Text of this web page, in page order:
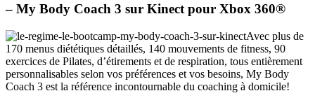
– My Body Coach 3 sur Kinect pour Xbox 360®
Avec plus de
170 menus diététiques détaillés, 140 mouvements de fitness, 90
exercices de Pilates, d’étirements et de respiration, tous entièrement
personnalisables selon vos préférences et vos besoins, My Body
Coach 3 est la référence incontournable du coaching à domicile!